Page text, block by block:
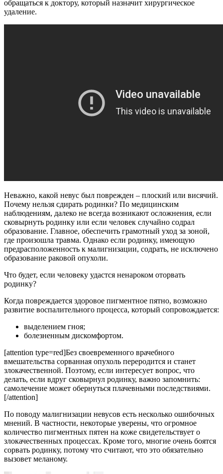
обращаться к доктору, который назначит хирургическое
удаление.
Неважно, какой невус был поврежден – плоский или висячий.
Почему нельзя сдирать родинки? По медицинским
наблюдениям, далеко не всегда возникают осложнения, если
сковырнуть родинку или если человек случайно содрал
образование. Главное, обеспечить грамотный уход за зоной,
где произошла травма. Однако если родинку, имеющую
предрасположенность к малигнизации, содрать, не исключено
образование раковой опухоли.
Что будет, если человеку удастся ненароком оторвать
родинку?
Когда повреждается здоровое пигментное пятно, возможно
развитие воспалительного процесса, который сопровождается:
выделением гноя;
болезненным дискомфортом.
[attention type=red]Без своевременного врачебного
вмешательства сорванная опухоль переродится и станет
злокачественной. Поэтому, если интересует вопрос, что
делать, если вдруг сковырнул родинку, важно запомнить:
самолечение может обернуться плачевными последствиями.
[/attention]
По поводу малигнизации невусов есть несколько ошибочных
мнений. В частности, некоторые уверены, что огромное
количество пигментных пятен на коже свидетельствует о
злокачественных процессах. Кроме того, многие очень боятся
сорвать родинку, потому что считают, что это обязательно
вызовет меланому.